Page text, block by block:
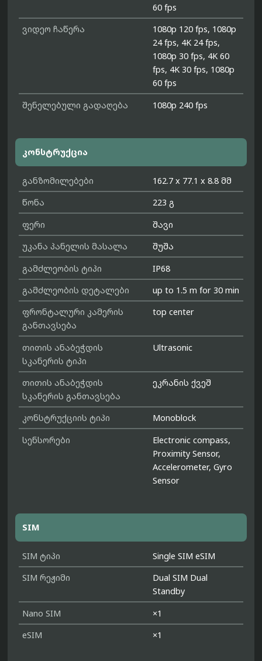
60 fps
ვიდეო ჩაწერა
1080p 120 fps, 1080p
24 fps, 4K 24 fps,
1080p 30 fps, 4K 60
fps, 4K 30 fps, 1080p
60 fps
შენელებული გადაღება
1080p 240 fps
კონსტრუქცია
განზომილებები
162.7 x 77.1 x 8.8 მმ
წონა
223 გ
ფერი
შავი
უკანა პანელის მასალა
შუშა
გამძლეობის ტიპი
IP68
გამძლეობის დეტალები
up to 1.5 m for 30 min
ფრონტალური კამერის
განთავსება
top center
თითის ანაბეჭდის
სკანერის ტიპი
Ultrasonic
თითის ანაბეჭდის
სკანერის განთავსება
ეკრანის ქვეშ
კონსტრუქციის ტიპი
Monoblock
სენსორები
Electronic compass,
Proximity Sensor,
Accelerometer, Gyro
Sensor
SIM
SIM ტიპი
Single SIM eSIM
SIM რეჟიმი
Dual SIM Dual
Standby
Nano SIM
×1
eSIM
×1